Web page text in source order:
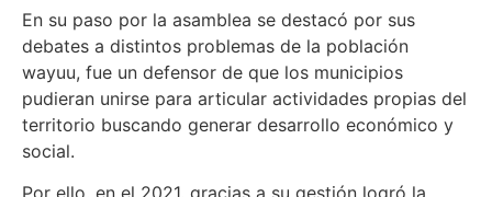
En su paso por la asamblea se destacó por sus
debates a distintos problemas de la población
wayuu, fue un defensor de que los municipios
pudieran unirse para articular actividades propias del
territorio buscando generar desarrollo económico y
social.
Por ello, en el 2021, gracias a su gestión logró la